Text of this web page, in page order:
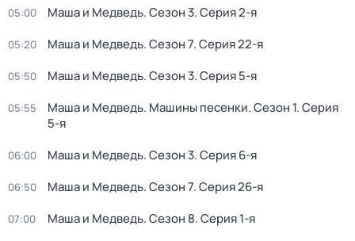
05:00 Маша и Медведь. Сезон 3. Серия 2-я
05:20 Маша и Медведь. Сезон 7. Серия 22-я
05:50 Маша и Медведь. Сезон 3. Серия 5-я
05:55 Маша и Медведь. Машины песенки. Сезон 1. Серия
5-я
06:00 Маша и Медведь. Сезон 3. Серия 6-я
06:50 Маша и Медведь. Сезон 7. Серия 26-я
07:00 Маша и Медведь. Сезон 8. Серия 1-я